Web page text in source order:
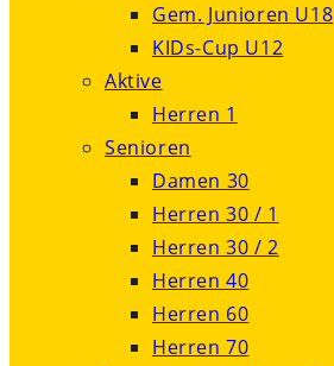
Gem. Junioren U18
KIDs-Cup U12
Aktive
Herren 1
Senioren
Damen 30
Herren 30 / 1
Herren 30 / 2
Herren 40
Herren 60
Herren 70